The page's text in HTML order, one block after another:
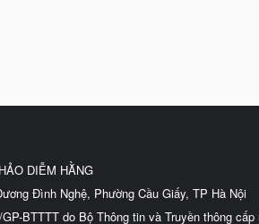
DIỄM HẰNG
Đình Nghệ, Phường Cầu Giấy, TP Hà Nội
BTTTT do Bộ Thông tin và Truyền thông cấp